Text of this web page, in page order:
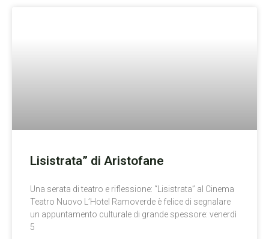
Lisistrata” di Aristofane
Una serata di teatro e riflessione: “Lisistrata” al Cinema
Teatro Nuovo L’Hotel Ramoverde è felice di segnalare
un appuntamento culturale di grande spessore: venerdì
5